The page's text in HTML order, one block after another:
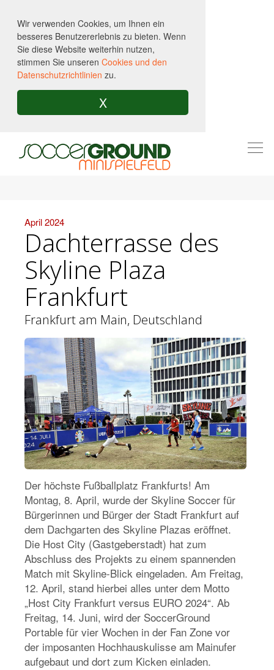
Wir verwenden Cookies, um Ihnen ein
besseres Benutzererlebnis zu bieten. Wenn
Sie diese Website weiterhin nutzen,
stimmen Sie unseren Cookies und den
Datenschutzrichtlinien zu.
X
April 2024
Dachterrasse des
Skyline Plaza
Frankfurt
Frankfurt am Main, Deutschland
Der höchste Fußballplatz Frankfurts! Am
Montag, 8. April, wurde der Skyline Soccer für
Bürgerinnen und Bürger der Stadt Frankfurt auf
dem Dachgarten des Skyline Plazas eröffnet.
Die Host City (Gastgeberstadt) hat zum
Abschluss des Projekts zu einem spannenden
Match mit Skyline-Blick eingeladen. Am Freitag,
12. April, stand hierbei alles unter dem Motto
„Host City Frankfurt versus EURO 2024“. Ab
Freitag, 14. Juni, wird der SoccerGround
Portable für vier Wochen in der Fan Zone vor
der imposanten Hochhauskulisse am Mainufer
aufgebaut und dort zum Kicken einladen.